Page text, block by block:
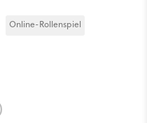
Online-Rollenspiel